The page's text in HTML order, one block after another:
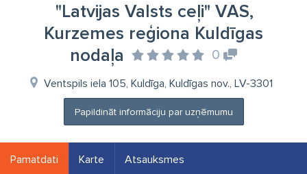
"Latvijas Valsts ceļi" VAS,
Kurzemes reģiona Kuldīgas
nodaļa
0
Ventspils iela 105, Kuldīga, Kuldīgas nov., LV-3301
Papildināt informāciju par uzņēmumu
Pamatdati Karte Atsauksmes